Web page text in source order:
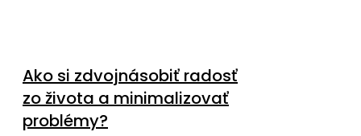
Ako si zdvojnásobiť radosť
zo života a minimalizovať
problémy?